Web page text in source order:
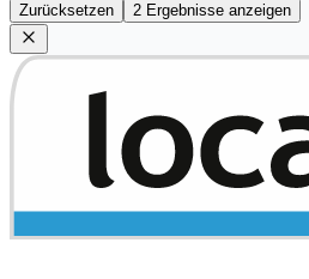
Zurücksetzen 2 Ergebnisse anzeigen